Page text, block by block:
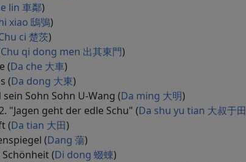
lin 車鄰)
xiao 鴟鴞)
ci 楚茨)
Chu qi dong men 出其東門)
(Da che 大車)
(Da dong 大東)
Sohn Sohn U-Wang (Da ming 大明)
geht der edle Schu" (Da shu yu tian 大叔于田
(Da tian 大田)
(Dang 蕩)
(Di dong 蝃蝀)